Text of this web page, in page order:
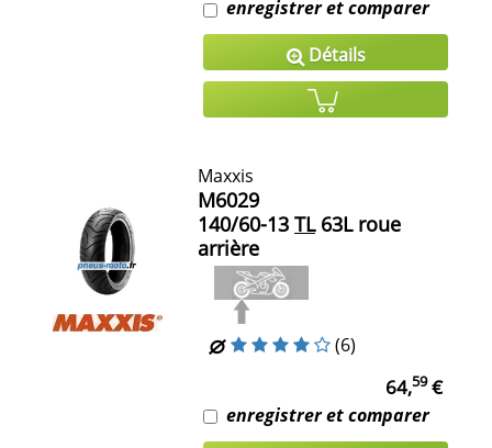
enregistrer et comparer
Détails
Maxxis
M6029
140/60-13 TL63L roue
arrière
(6)
64,59€
enregistrer et comparer